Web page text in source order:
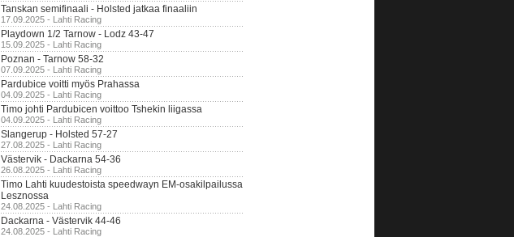
Tanskan semifinaali - Holsted jatkaa finaaliin
17.09.2025 - Lahti Racing
Playdown 1/2 Tarnow - Lodz 43-47
15.09.2025 - Lahti Racing
Poznan - Tarnow 58-32
07.09.2025 - Lahti Racing
Pardubice voitti myös Prahassa
04.09.2025 - Lahti Racing
Timo johti Pardubicen voittoo Tshekin liigassa
04.09.2025 - Lahti Racing
Slangerup - Holsted 57-27
27.08.2025 - Lahti Racing
Västervik - Dackarna 54-36
26.08.2025 - Lahti Racing
Timo Lahti kuudestoista speedwayn EM-osakilpailussa
Lesznossa
24.08.2025 - Lahti Racing
Dackarna - Västervik 44-46
24.08.2025 - Lahti Racing